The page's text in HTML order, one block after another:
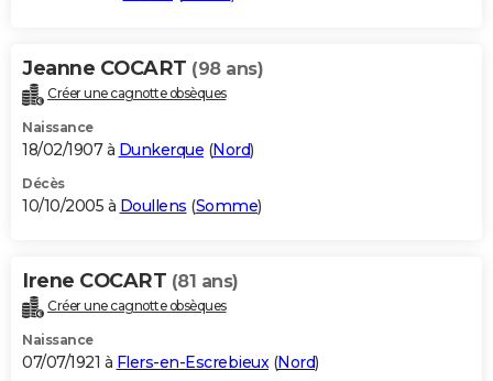
Jeanne COCART (98 ans)
Créer une cagnotte obsèques
Naissance
18/02/1907 à Dunkerque (Nord)
Décès
10/10/2005 à Doullens (Somme)
Irene COCART (81 ans)
Créer une cagnotte obsèques
Naissance
07/07/1921 à Flers-en-Escrebieux(Nord)